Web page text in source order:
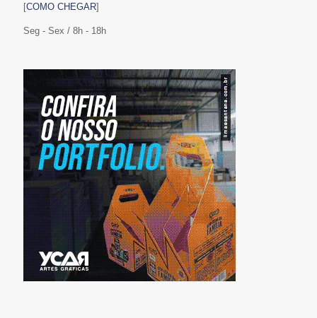
[COMO CHEGAR]
Seg - Sex / 8h - 18h